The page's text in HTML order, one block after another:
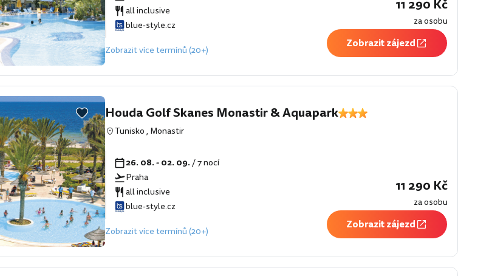
all inclusive
blue-style.cz
Zobrazit více termínů (20+)
11 290 Kč
za osobu
Zobrazit zájezd
Houda Golf Skanes Monastir & Aquapark
Tunisko, Monastir
26. 08. - 02. 09./ 7 nocí
Praha
all inclusive
blue-style.cz
Zobrazit více termínů (20+)
11 290 Kč
za osobu
Zobrazit zájezd